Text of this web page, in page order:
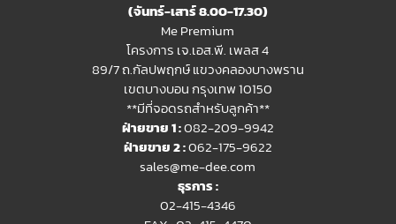
(จันทร์-เสาร์ 8.00-17.30)
Me Premium
โครงการ เจ.เอส.พี. เพลส 4
89/7 ถ.กัลปพฤกษ์ แขวงคลองบางพราน
เขตบางบอน กรุงเทพ 10150
**มีที่จอดรถสำหรับลูกค้า**
ฝ่ายขาย 1 :082-209-9942
ฝ่ายขาย 2 :062-175-9622
sales@me-dee.com
ธุรการ :
02-415-4346